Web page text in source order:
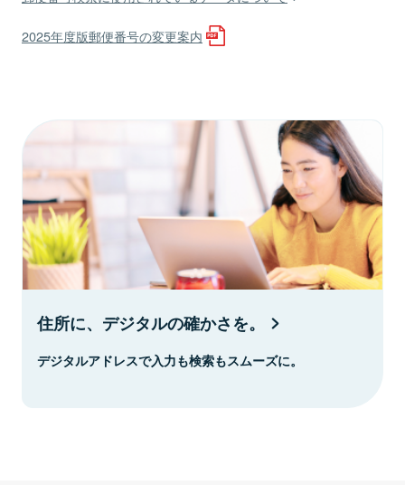
2025年度版郵便番号の変更案内
住所に、デジタルの確かさを。
デジタルアドレスで入力も検索もスムーズに。